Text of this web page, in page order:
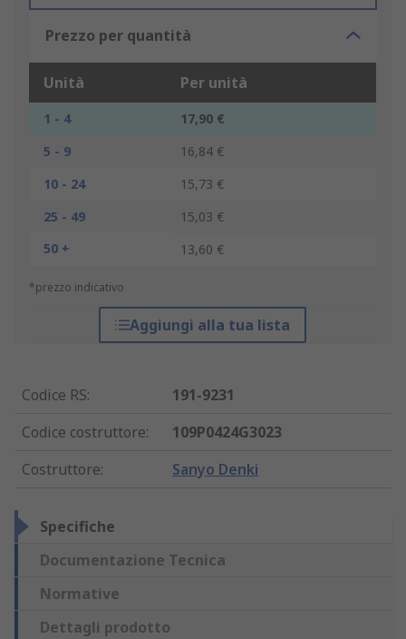
Prezzo per quantità
Unità Per unità
1 - 4
17,90 €
5 - 9
16,84 €
10 - 24
15,73 €
25 - 49
15,03 €
50 +
13,60 €
*prezzo indicativo
Aggiungi alla tua lista
Codice RS:
191-9231
Codice costruttore:
109P0424G3023
Costruttore: Sanyo Denki
Specifiche
Documentazione Tecnica
Normative
Dettagli prodotto